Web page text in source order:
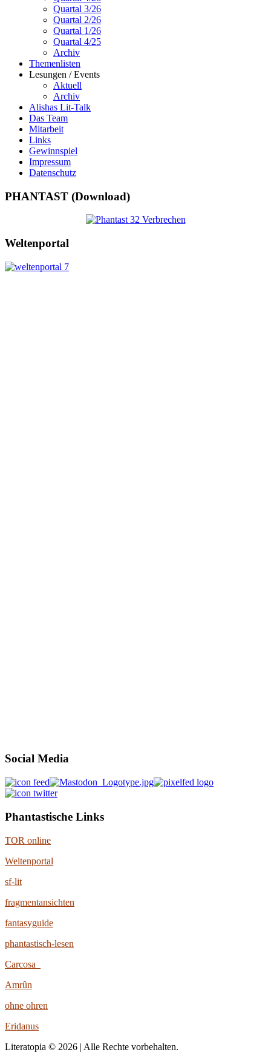
Quartal 3/26
Quartal 2/26
Quartal 1/26
Quartal 4/25
Archiv
Themenlisten
Lesungen / Events
Aktuell
Archiv
Alishas Lit-Talk
Das Team
Mitarbeit
Links
Gewinnspiel
Impressum
Datenschutz
PHANTAST (Download)
Weltenportal
Social Media
Phantastische Links
TOR online
Weltenportal
sf-lit
fragmentansichten
fantasyguide
phantastisch-lesen
Carcosa
Amrûn
ohne ohren
Eridanus
Literatopia © 2026 | Alle Rechte vorbehalten.